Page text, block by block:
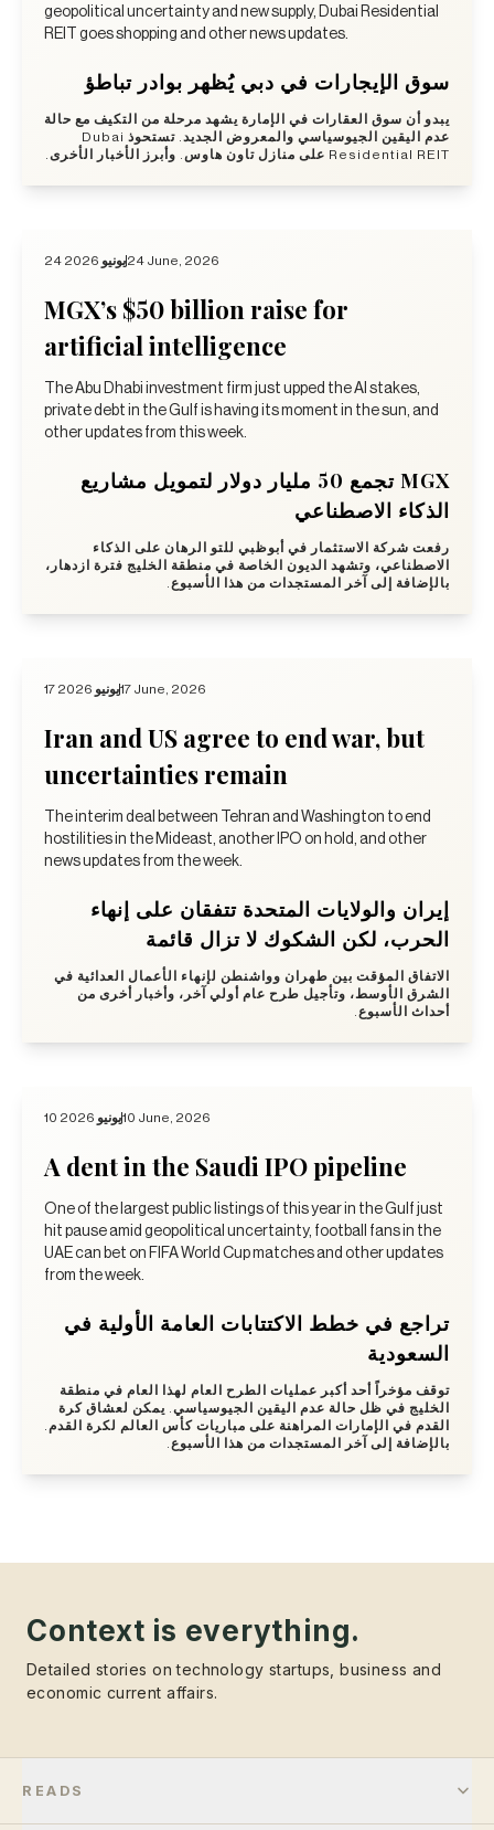
geopolitical uncertainty and new supply, Dubai Residential
REIT goes shopping and other news updates.
سوق الإيجارات في دبي يُظهر بوادر تباطؤ
يبدو أن سوق العقارات في الإمارة يشهد مرحلة من التكيف مع حالة
عدم اليقين الجيوسياسي والمعروض الجديد. تستحوذ Dubai
Residential REIT على منازل تاون هاوس. وأبرز الأخبار الأخرى.
24 يونيو 202624 June, 2026
MGX’s $50 billion raise for
artificial intelligence
The Abu Dhabi investment firm just upped the AI stakes,
private debt in the Gulf is having its moment in the sun, and
other updates from this week.
MGX تجمع 50 مليار دولار لتمويل مشاريع
الذكاء الاصطناعي
رفعت شركة الاستثمار في أبوظبي للتو الرهان على الذكاء
الاصطناعي، وتشهد الديون الخاصة في منطقة الخليج فترة ازدهار،
بالإضافة إلى آخر المستجدات من هذا الأسبوع.
17 يونيو 202617 June, 2026
Iran and US agree to end war, but
uncertainties remain
The interim deal between Tehran and Washington to end
hostilities in the Mideast, another IPO on hold, and other
news updates from the week.
إيران والولايات المتحدة تتفقان على إنهاء
الحرب، لكن الشكوك لا تزال قائمة
الاتفاق المؤقت بين طهران وواشنطن لإنهاء الأعمال العدائية في
الشرق الأوسط، وتأجيل طرح عام أولي آخر، وأخبار أخرى من
أحداث الأسبوع.
10 يونيو 202610 June, 2026
A dent in the Saudi IPO pipeline
One of the largest public listings of this year in the Gulf just
hit pause amid geopolitical uncertainty, football fans in the
UAE can bet on FIFA World Cup matches and other updates
from the week.
تراجع في خطط الاكتتابات العامة الأولية في
السعودية
توقف مؤخراً أحد أكبر عمليات الطرح العام لهذا العام في منطقة
الخليج في ظل حالة عدم اليقين الجيوسياسي. يمكن لعشاق كرة
القدم في الإمارات المراهنة على مباريات كأس العالم لكرة القدم.
بالإضافة إلى آخر المستجدات من هذا الأسبوع.
Context is everything.
Detailed stories on technology startups, business and
economic current affairs.
READS